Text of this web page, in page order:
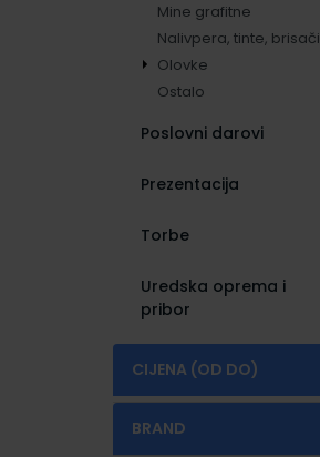
Mine grafitne
Nalivpera, tinte, brisači
Olovke
Olovke grafitne
Olovke tehničke
Ostalo
Poslovni darovi
Prezentacija
Torbe
Uredska oprema i
pribor
CIJENA (OD DO)
BRAND